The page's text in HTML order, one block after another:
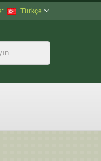
Türkçe